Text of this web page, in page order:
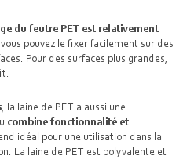
du feutre PET est relativement
pouvez le fixer facilement sur des
Pour des surfaces plus grandes,
, la laine de PET a aussi une
combine fonctionnalité et
idéal pour une utilisation dans la
La laine de PET est polyvalente et